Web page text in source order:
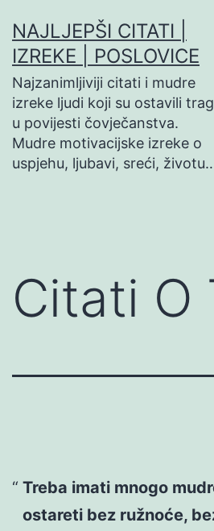
na
sadržaj
NAJLJEPŠI CITATI |
IZREKE | POSLOVICE
Najzanimljiviji citati i mudre
izreke ljudi koji su ostavili trag
u povijesti čovječanstva.
Mudre motivacijske izreke o
uspjehu, ljubavi, sreći,
Citati O
Treba imati mnogo
ostareti bez ružnoće,